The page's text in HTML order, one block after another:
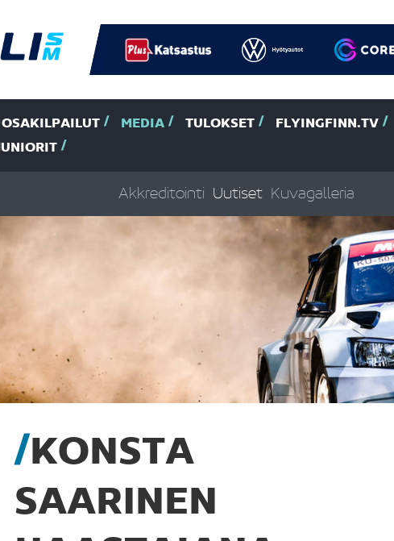
OSAKILPAILUT MEDIA TULOKSET FLYINGFINN.TV
JUNIORIT
Akkreditointi Uutiset Kuvagalleria
KONSTA
SAARINEN